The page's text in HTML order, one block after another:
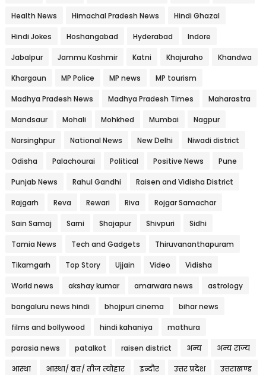
Health News Himachal Pradesh News Hindi Ghazal
Hindi Jokes Hoshangabad Hyderabad Indore
Jabalpur Jammu Kashmir Katni Khajuraho Khandwa
Khargaun MP Police MP news MP tourism
Madhya Pradesh News Madhya Pradesh Times Maharastra
Mandsaur Mohali Mohkhed Mumbai Nagpur
Narsinghpur National News New Delhi Niwadi district
Odisha Palachourai Political Positive News Pune
Punjab News Rahul Gandhi Raisen and Vidisha District
Rajgarh Reva Rewari Riva Rojgar Samachar
Sain Samaj Sarni Shajapur Shivpuri Sidhi
Tamia News Tech and Gadgets Thiruvananthapuram
Tikamgarh Top Story Ujjain Video Vidisha
World news akshay kumar amarwara news astrology
bangaluru news hindi bhojpuri cinema bihar news
films and bollywood hindi kahaniya mathura
parasia news patalkot raisen district अन्य अन्य राज्य
आस्था आस्था/ व्रत/ तीज त्‍योहार इन्दौर उत्तर प्रदेश उत्तराखण्ड